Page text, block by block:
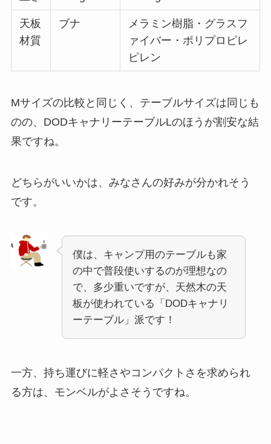
天板
材質
ブナ
メラミン樹脂・グラスフ
ァイバー・ポリプロピレ
ピレン
Mサイズの比較と同じく、テーブルサイズは同じも
のの、DODキャナリーテーブルLのほうが割安な結
果ですね。
どちらがいいかは、みなさんの好みが分かれそう
です。
僕は、キャンプ用のテーブルも家
の中で普段使いするのが理想なの
で、多少重いですが、天然木の天
板が使われている「DODキャナリ
ーテーブル」派です！
一方、持ち運びに軽さやコンパクトさを求められ
る方は、モンベルがよさそうですね。